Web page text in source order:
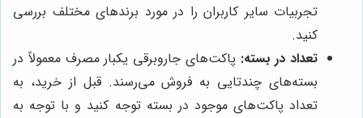
تجربیات سایر کاربران را در مورد برندهای مختلف بررسی
کنید.
تعداد در بسته: پاکت‌های جاروبرقی یکبار مصرف معمولاً در
بسته‌های چندتایی به فروش می‌رسند. قبل از خرید، به
تعداد پاکت‌های موجود در بسته توجه کنید و با توجه به